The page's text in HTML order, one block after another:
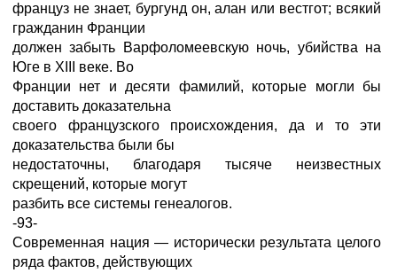
француз не знает, бургунд он, алан или вестгот; всякий
гражданин Франции
должен забыть Варфоломеевскую ночь, убийства на
Юге в XIII веке. Во
Франции нет и десяти фамилий, которые могли бы
доставить доказательна
своего французского происхождения, да и то эти
доказательства были бы
недостаточны, благодаря тысяче неизвестных
скрещений, которые могут
разбить все системы генеалогов.
-93-
Современная нация — исторически результата целого
ряда фактов, действующих